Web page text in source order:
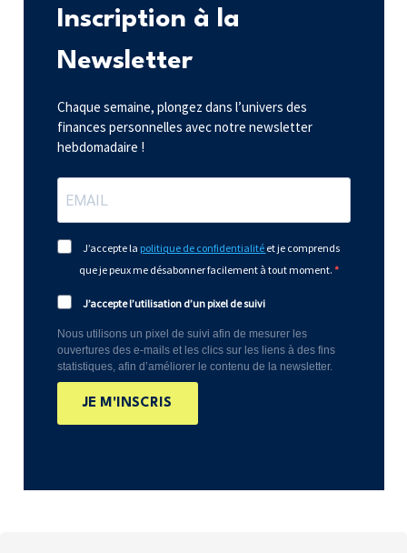
Inscription à la
Newsletter
Chaque semaine, plongez dans l’univers des
finances personnelles avec notre newsletter
hebdomadaire !
J’accepte la politique de confidentialité et je comprends
que je peux me désabonner facilement à tout moment.
J’accepte l’utilisation d’un pixel de suivi
Nous utilisons un pixel de suivi afin de mesurer les
ouvertures des e-mails et les clics sur les liens à des fins
statistiques, afin d’améliorer le contenu de la newsletter.
JE M'INSCRIS